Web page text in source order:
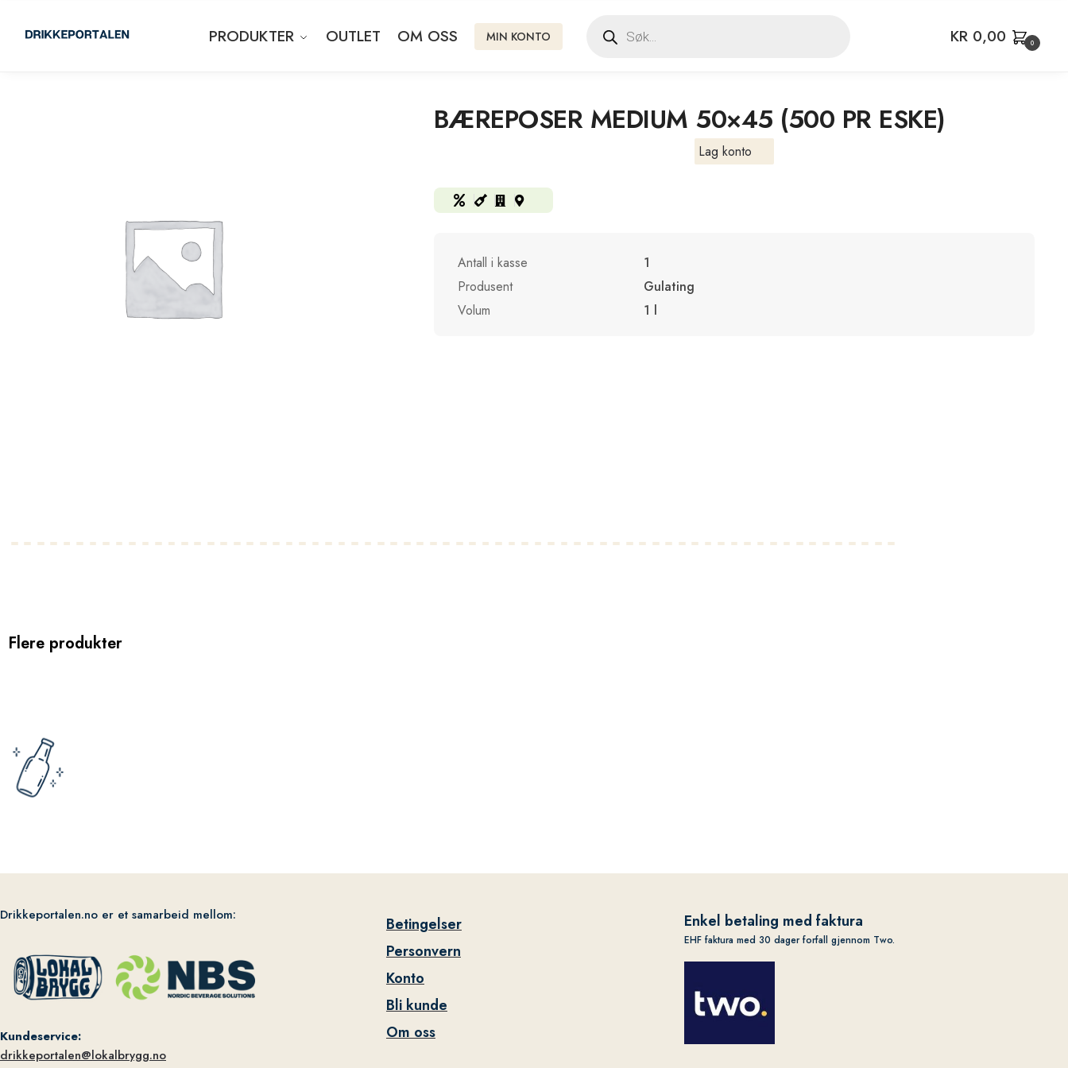
PRODUKTER OUTLET OM OSS MIN KONTO KR 0,00 0
BÆREPOSER MEDIUM 50×45 (500 PR ESKE)
Lag konto
Antall i kasse
1
Produsent
Gulating
Volum
1 l
Flere produkter
Drikkeportalen.no er et samarbeid mellom:
Kundeservice:
drikkeportalen@lokalbrygg.no
Betingelser
Personvern
Konto
Bli kunde
Om oss
Enkel betaling med faktura
EHF faktura med 30 dager forfall gjennom Two.